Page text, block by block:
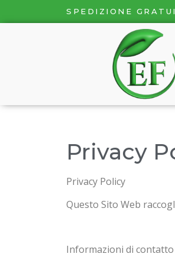
SPEDIZIONE
Privacy
Privacy Policy
Questo Sito Web
Informazioni di contatto